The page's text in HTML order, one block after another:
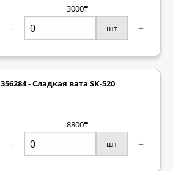
3000₸
- шт +
356284 - Сладкая вата SK-520
8800₸
- шт +